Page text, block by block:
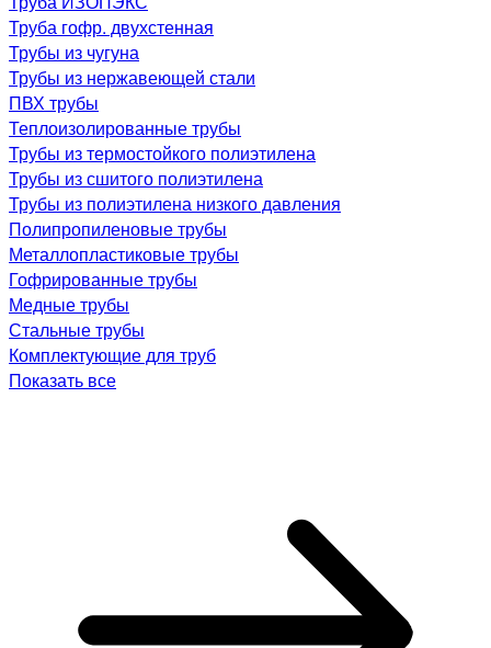
Труба гофр. двухстенная
Трубы из чугуна
Трубы из нержавеющей стали
ПВХ трубы
Теплоизолированные трубы
Трубы из термостойкого полиэтилена
Трубы из сшитого полиэтилена
Трубы из полиэтилена низкого давления
Полипропиленовые трубы
Металлопластиковые трубы
Гофрированные трубы
Медные трубы
Стальные трубы
Комплектующие для труб
Показать все